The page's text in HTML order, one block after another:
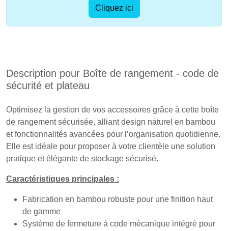
Cliquez ici
Description pour Boîte de rangement - code de
sécurité et plateau
Optimisez la gestion de vos accessoires grâce à cette boîte
de rangement sécurisée, alliant design naturel en bambou
et fonctionnalités avancées pour l’organisation quotidienne.
Elle est idéale pour proposer à votre clientèle une solution
pratique et élégante de stockage sécurisé.
Caractéristiques principales :
Fabrication en bambou robuste pour une finition haut
de gamme
Système de fermeture à code mécanique intégré pour